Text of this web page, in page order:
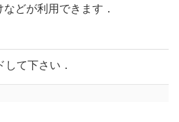
どが利用できます．
て下さい．